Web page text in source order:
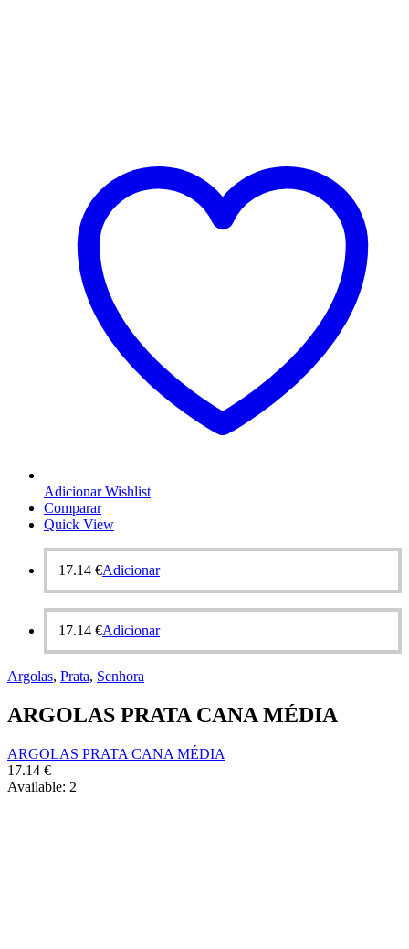
Adicionar Wishlist
Comparar
Quick View
17.14 €Adicionar
17.14 €Adicionar
Argolas, Prata, Senhora
ARGOLAS PRATA CANA MÉDIA
ARGOLAS PRATA CANA MÉDIA
17.14 €
Available: 2